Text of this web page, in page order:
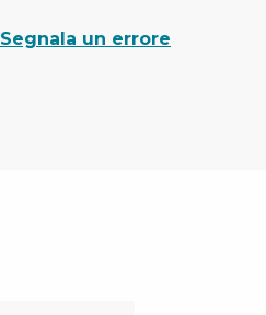
Segnala un errore